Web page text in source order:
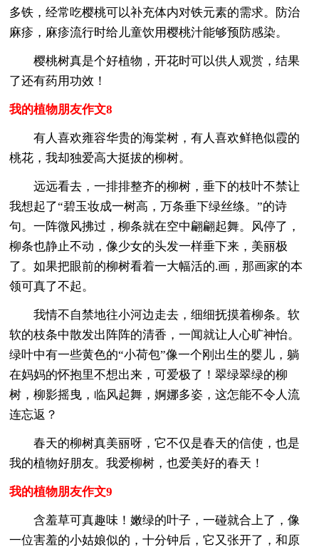
多铁，经常吃樱桃可以补充体内对铁元素的需求。防治
麻疹，麻疹流行时给儿童饮用樱桃汁能够预防感染。
樱桃树真是个好植物，开花时可以供人观赏，结果
了还有药用功效！
我的植物朋友作文8
有人喜欢雍容华贵的海棠树，有人喜欢鲜艳似霞的
桃花，我却独爱高大挺拔的柳树。
远远看去，一排排整齐的柳树，垂下的枝叶不禁让
我想起了“碧玉妆成一树高，万条垂下绿丝绦。”的诗
句。一阵微风拂过，柳条就在空中翩翩起舞。风停了，
柳条也静止不动，像少女的头发一样垂下来，美丽极
了。如果把眼前的柳树看着一大幅活的.画，那画家的本
领可真了不起。
我情不自禁地往小河边走去，细细抚摸着柳条。软
软的枝条中散发出阵阵的清香，一闻就让人心旷神怡。
绿叶中有一些黄色的“小荷包”像一个刚出生的婴儿，躺
在妈妈的怀抱里不想出来，可爱极了！翠绿翠绿的柳
树，柳影摇曳，临风起舞，婀娜多姿，这怎能不令人流
连忘返？
春天的柳树真美丽呀，它不仅是春天的信使，也是
我的植物好朋友。我爱柳树，也爱美好的春天！
我的植物朋友作文9
含羞草可真趣味！嫩绿的叶子，一碰就合上了，像
一位害羞的小姑娘似的，十分钟后，它又张开了，和原